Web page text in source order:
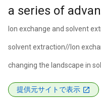
a series of
Ion exchange and solvent
solvent extraction//Ion
changing the landscape in
提供元サイトで表示